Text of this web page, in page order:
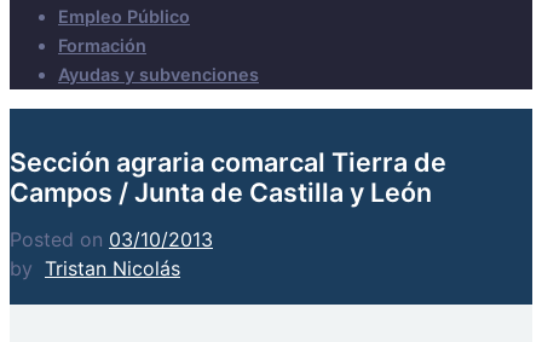
Empleo Público
Formación
Ayudas y subvenciones
Sección agraria comarcal Tierra de
Campos / Junta de Castilla y León
Posted on 03/10/2013
by Tristan Nicolás